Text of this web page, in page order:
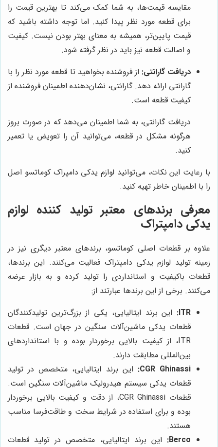
مقایسه قیمت‌ها، به شما کمک می‌کند تا بهترین قیمت را
برای قطعه مورد نظر پیدا کنید. اما توجه داشته باشید که
قیمت پایین‌تر، همیشه به معنای بهتر بودن نیست. کیفیت
و اصالت قطعه نیز باید در نظر گرفته شود.
دریافت گارانتی: از فروشنده بخواهید تا قطعه مورد نظر را با
گارانتی ارائه دهد. گارانتی، نشان‌دهنده اطمینان فروشنده از
کیفیت قطعه است.
دریافت گارانتی، به شما اطمینان می‌دهد که در صورت بروز
هرگونه مشکل در قطعه، می‌توانید آن را تعویض یا تعمیر
کنید.
با رعایت این نکات، می‌توانید لوازم یدکی دامپراک کوماتسو اصل
را با اطمینان خاطر تهیه کنید.
معرفی برندهای معتبر تولید کننده لوازم
یدکی دامپتراک
علاوه بر قطعات اصلی کوماتسو، برندهای معتبر دیگری نیز در
زمینه تولید لوازم یدکی دامپتراک فعالیت می‌کنند. این برندها،
قطعات باکیفیت و استانداردی را تولید کرده و به بازار عرضه
می‌کنند. برخی از این برندها عبارتند از:
ITR: این برند ایتالیایی، یکی از بزرگ‌ترین تولیدکنندگان
قطعات یدکی ماشین‌آلات سنگین در جهان است. قطعات
ITR، از کیفیت بالایی برخوردار بوده و با استانداردهای
بین‌المللی مطابقت دارند.
CGR Ghinassi: این برند ایتالیایی، متخصص در تولید
قطعات یدکی سیستم هیدرولیک ماشین‌آلات سنگین است.
قطعات CGR Ghinassi، از دقت و کیفیت بالایی برخوردار
بوده و برای استفاده در شرایط سخت و طاقت‌فرسا مناسب
هستند.
Berco:
این برند ایتالیایی، متخصص در تولید قطعات